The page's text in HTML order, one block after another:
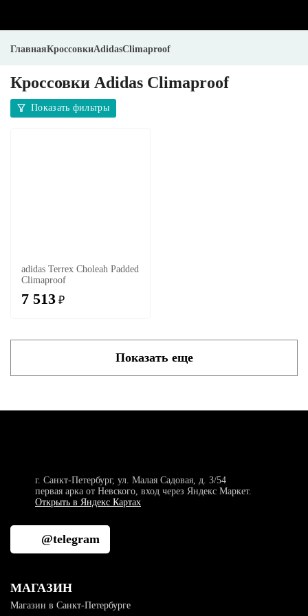
ГлавнаяКроссовкиAdidasClimaproof
Кроссовки Adidas Climaproof
Показать фильтры
adidas Terrex Choleah Padded
Climaproof
7 513 ₽
Показать еще
г. Санкт-Петербург, ул. Малая Садовая, д. 3/54
первая арка от Невского, вход через Яндекс Маркет.
Открыть в Яндекс Картах
@telegram
МАГАЗИН
Магазин в Санкт-Петербурге